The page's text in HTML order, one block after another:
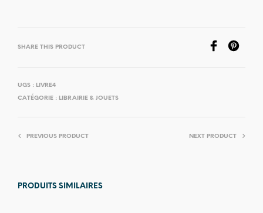
SHARE THIS PRODUCT
UGS : LIVRE4
CATÉGORIE : LIBRAIRIE & JOUETS
PREVIOUS PRODUCT NEXT PRODUCT
PRODUITS SIMILAIRES